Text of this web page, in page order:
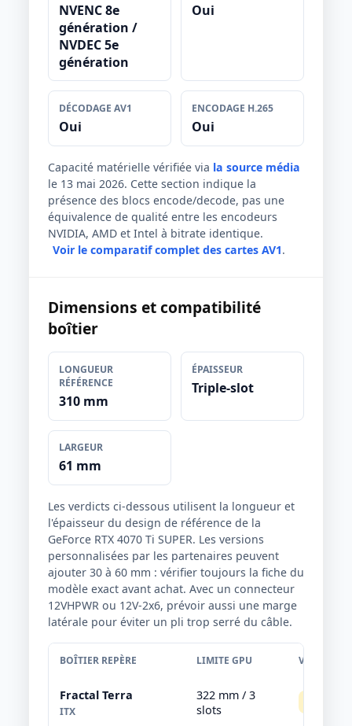
NVENC 8e
génération /
NVDEC 5e
génération
Oui
DÉCODAGE AV1
Oui
ENCODAGE H.265
Oui
Capacité matérielle vérifiée via la source média
le 13 mai 2026. Cette section indique la
présence des blocs encode/decode, pas une
équivalence de qualité entre les encodeurs
NVIDIA, AMD et Intel à bitrate identique.
Voir le comparatif complet des cartes AV1.
Dimensions et compatibilité
boîtier
LONGUEUR
RÉFÉRENCE
310 mm
ÉPAISSEUR
Triple-slot
LARGEUR
61 mm
Les verdicts ci-dessous utilisent la longueur et
l'épaisseur du design de référence de la
GeForce RTX 4070 Ti SUPER. Les versions
personnalisées par les partenaires peuvent
ajouter 30 à 60 mm : vérifier toujours la fiche du
modèle exact avant achat. Avec un connecteur
12VHPWR ou 12V-2x6, prévoir aussi une marge
latérale pour éviter un pli trop serré du câble.
BOÎTIER REPÈRE LIMITE GPU VERDICT
Fractal Terra
ITX
322 mm / 3
slots